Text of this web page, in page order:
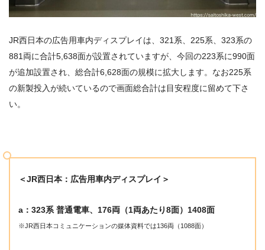
JR西日本の広告用車内ディスプレイは、321系、225系、323系の
881両に合計5,638面が設置されていますが、今回の223系に990面
が追加設置され、総合計6,628面の規模に拡大します。なお225系
の新製投入が続いているので画面総合計は目安程度に留めて下さ
い。
＜JR西日本：広告用車内ディスプレイ＞
a：323系 普通電車、 176両（1両あたり8面） 1408面
※JR西日本コミュニケーションの媒体資料では136両（1088面）